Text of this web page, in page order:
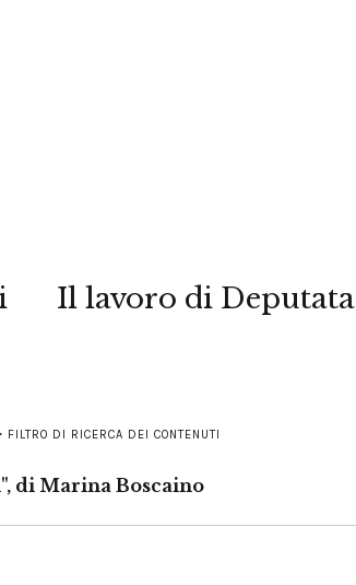
Il lavoro di Deputata
FILTRO DI RICERCA DEI CONTENUTI
di Marina Boscaino